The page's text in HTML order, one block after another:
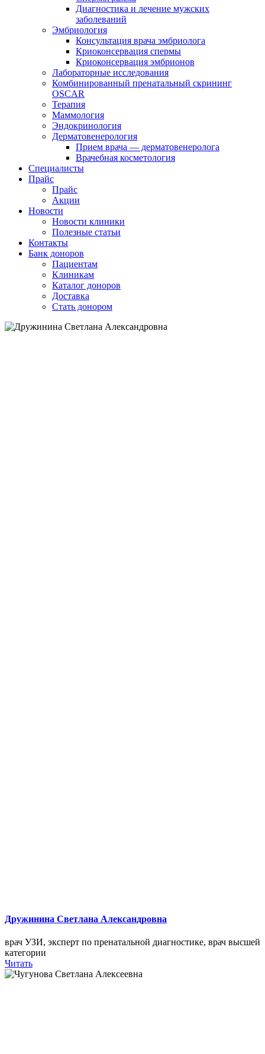
Диагностика и лечение мужских
заболеваний
Эмбриология
Консультация врача эмбриолога
Криоконсервация спермы
Криоконсервация эмбрионов
Лабораторные исследования
Комбинированный пренатальный скрининг
OSCAR
Терапия
Маммология
Эндокринология
Дерматовенерология
Прием врача — дерматовенеролога
Врачебная косметология
Специалисты
Прайс
Прайс
Акции
Новости
Новости клиники
Полезные статьи
Контакты
Банк доноров
Пациентам
Клиникам
Каталог доноров
Доставка
Стать донором
Дружинина Светлана Александровна
врач УЗИ, эксперт по пренатальной диагностике, врач высшей
категории
Читать